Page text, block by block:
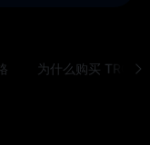
为什么购买 TRON